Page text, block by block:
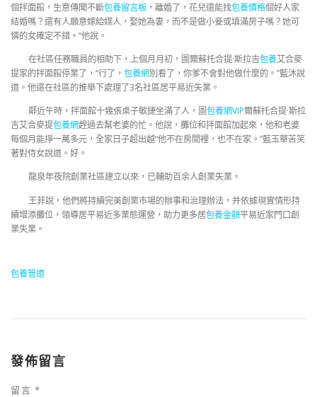
個拌面館，生意傳聞不斷包養留言板 ，離婚了，花兒還能找包養價格個好人家
結婚嗎？還有人願意嫁給媒人，娶她為妻，而不是做小妾或填滿房子嗎？她可
憐的女確定不錯。”他說。
在社區任務職員的相助下，上個月月初，圖爾蘇托合提·斯拉吉包養艾合麥
提家的拌面館停業了，“行了， 包養網別看了，你爹不會對他做什麼的。”藍沐說
道。他還在社區的推舉下處理了3名社區居平易近失業。
鄰近午時，拌面館十幾張桌子敏捷坐滿了人，圖包養網VIP爾蘇托合提·斯拉
吉艾合麥提包養網趕過去幫老婆的忙。他說，攤位和拌面館加起來，他和老婆
每個月能掙一萬多元，全家日子超出越“他不在房間裡，也不在家。”藍玉華苦笑
著對侍女說道。好。
龍泉年夜院創業社區建立以來，已輔助百余人創業失業。
王菲說，他們將持續完美創業市場的辦事和治理辦法，并依據現實情形持
續增添攤位，領導居平易近多業態運營，助力更多居包養金額平易近家門口創
業失業。
包養管道
發佈留言
留言 *